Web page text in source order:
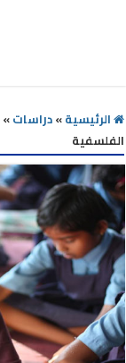
الرئيسية»دراسات»
الفلسفية